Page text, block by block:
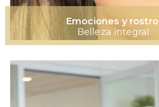
Emociones y rostro
Belleza integral